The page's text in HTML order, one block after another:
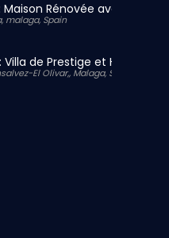
Rénovée avec Grand
malaga, Spain
Villa de Prestige et Horizon
El Olivar,, Malaga, Spain